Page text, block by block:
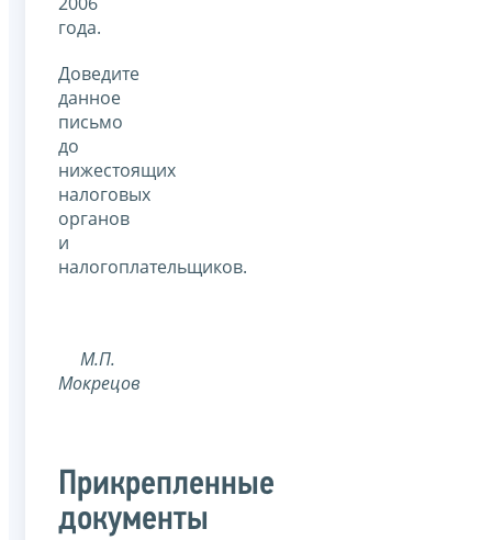
года.
Доведите
данное
письмо
до
нижестоящих
налоговых
органов
и
налогоплательщиков.
М.П.
Мокрецов
Прикрепленные
документы